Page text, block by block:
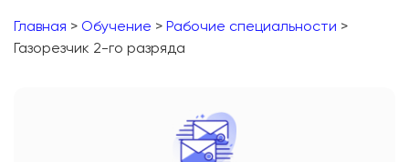
Главная > Обучение > Рабочие специальности >
Газорезчик 2-го разряда